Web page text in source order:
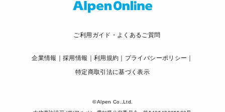
ご利用ガイド・よくあるご質問
企業情報 採用情報 利用規約
プライバシーポリシー
特定商取引法に基づく表示
© Alpen Co.,Ltd.